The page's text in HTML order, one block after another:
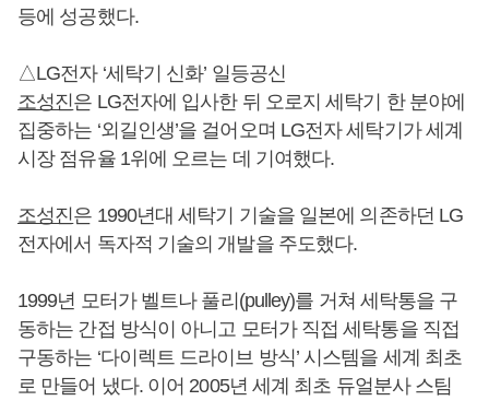
등에 성공했다.
△LG전자 ‘세탁기 신화’ 일등공신
조성진은 LG전자에 입사한 뒤 오로지 세탁기 한 분야에
집중하는 ‘외길인생’을 걸어오며 LG전자 세탁기가 세계
시장 점유율 1위에 오르는 데 기여했다.
조성진은 1990년대 세탁기 기술을 일본에 의존하던 LG
전자에서 독자적 기술의 개발을 주도했다.
1999년 모터가 벨트나 풀리(pulley)를 거쳐 세탁통을 구
동하는 간접 방식이 아니고 모터가 직접 세탁통을 직접
구동하는 ‘다이렉트 드라이브 방식’ 시스템을 세계 최초
로 만들어 냈다. 이어 2005년 세계 최초 듀얼분사 스팀